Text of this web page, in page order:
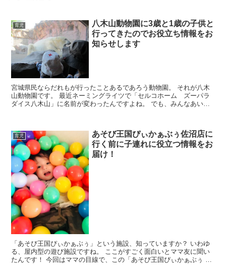
育児
八木山動物園に3歳と1歳の子供と
行ってきたのでお役立ち情報をお
知らせします
宮城県民ならだれもが行ったことあるであろう動物園。 それが八木
山動物園です。 最近ネーミングライツで「セルコホーム ズーパラ
ダイス八木山」に名前が変わったんですよね。 でも、みんなあいか
育児
あそび王国ぴぃかぁぶぅ佐沼店に
行く前に子連れに役立つ情報をお
届け！
「あそび王国ぴぃかぁぶぅ」という施設、知っていますか？ いわゆ
る、屋内型の遊び施設ですね。 ここがすごく面白いとママ友に聞い
たんです！ 今回はママの目線で、この「あそび王国ぴぃかぁぶぅ 佐